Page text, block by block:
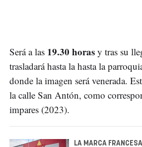
Será a las 19.30 horas y tras su
trasladará hasta la hasta la
donde la imagen será venerada.
la calle San Antón, como
impares (2023).
LA MARCA